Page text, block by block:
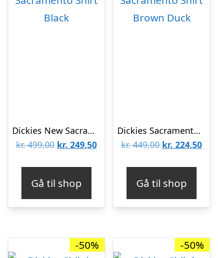
Dickies New Sacramento Shirt Black
kr.499,00 Den
var:
kr. 499,00.
kr. 249,50Den
kr. 249,50.
Gå til shop
Dickies Sacramento Shirt Brown Duck
kr.449,00 Den
var:
kr. 449,00.
kr. 224,50Den
kr.
Gå til shop
-50% -50%